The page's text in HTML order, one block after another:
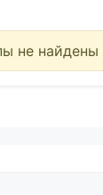
не найдены